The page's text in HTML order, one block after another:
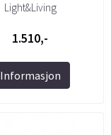
Light&Living
1.510,-
Informasjon